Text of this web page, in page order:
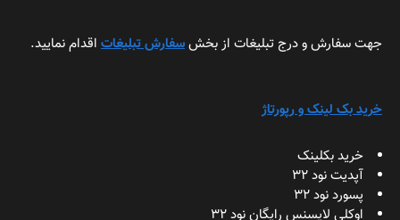
جهت سفارش و درج تبلیغات از بخشسفارش تبلیغات اقدام نمایید.
خرید بک لینک و رپورتاژ
خرید بکلینک
آپدیت نود 32
پسورد نود 32
اوکلی لایسنس رایگان نود 32